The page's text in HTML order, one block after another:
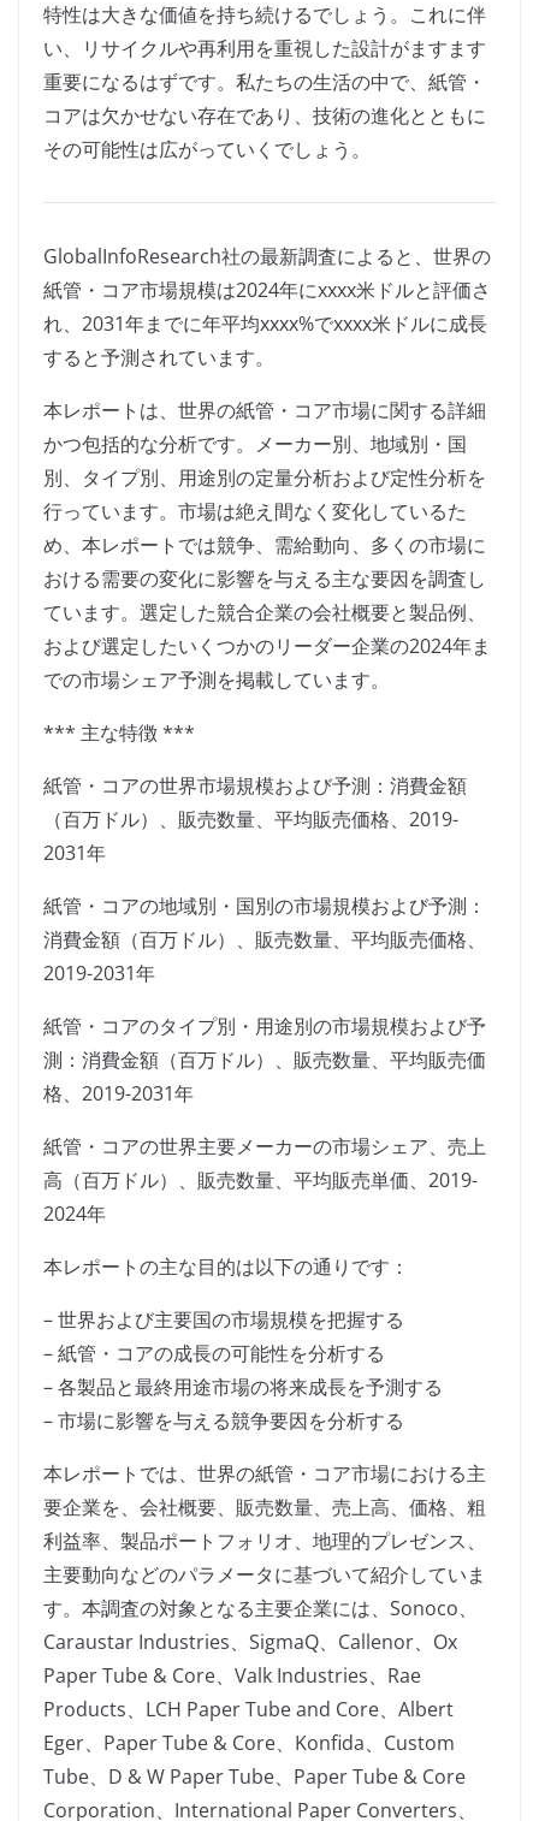
特性は大きな価値を持ち続けるでしょう。これに伴
い、リサイクルや再利用を重視した設計がますます
重要になるはずです。私たちの生活の中で、紙管・
コアは欠かせない存在であり、技術の進化とともに
その可能性は広がっていくでしょう。
GlobalInfoResearch社の最新調査によると、世界の
紙管・コア市場規模は2024年にxxxx米ドルと評価さ
れ、2031年までに年平均xxxx%でxxxx米ドルに成長
すると予測されています。
本レポートは、世界の紙管・コア市場に関する詳細
かつ包括的な分析です。メーカー別、地域別・国
別、タイプ別、用途別の定量分析および定性分析を
行っています。市場は絶え間なく変化しているた
め、本レポートでは競争、需給動向、多くの市場に
おける需要の変化に影響を与える主な要因を調査し
ています。選定した競合企業の会社概要と製品例、
および選定したいくつかのリーダー企業の2024年ま
での市場シェア予測を掲載しています。
*** 主な特徴 ***
紙管・コアの世界市場規模および予測：消費金額
（百万ドル）、販売数量、平均販売価格、2019-
2031年
紙管・コアの地域別・国別の市場規模および予測：
消費金額（百万ドル）、販売数量、平均販売価格、
2019-2031年
紙管・コアのタイプ別・用途別の市場規模および予
測：消費金額（百万ドル）、販売数量、平均販売価
格、2019-2031年
紙管・コアの世界主要メーカーの市場シェア、売上
高（百万ドル）、販売数量、平均販売単価、2019-
2024年
本レポートの主な目的は以下の通りです：
– 世界および主要国の市場規模を把握する
– 紙管・コアの成長の可能性を分析する
– 各製品と最終用途市場の将来成長を予測する
– 市場に影響を与える競争要因を分析する
本レポートでは、世界の紙管・コア市場における主
要企業を、会社概要、販売数量、売上高、価格、粗
利益率、製品ポートフォリオ、地理的プレゼンス、
主要動向などのパラメータに基づいて紹介していま
す。本調査の対象となる主要企業には、Sonoco、
Caraustar Industries、SigmaQ、Callenor、Ox
Paper Tube & Core、Valk Industries、Rae
Products、LCH Paper Tube and Core、Albert
Eger、Paper Tube & Core、Konfida、Custom
Tube、D & W Paper Tube、Paper Tube & Core
Corporation、International Paper Converters、